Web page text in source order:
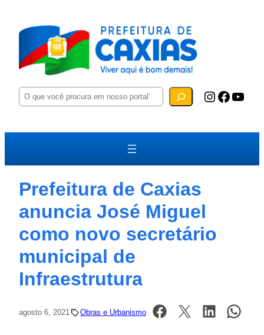
P
e
u
a
Instagram Facebook YouTube
Prefeitura de Caxias
anuncia José Miguel
como novo secretário
municipal de
Infraestrutura
agosto 6, 2021 Obras e Urbanismo